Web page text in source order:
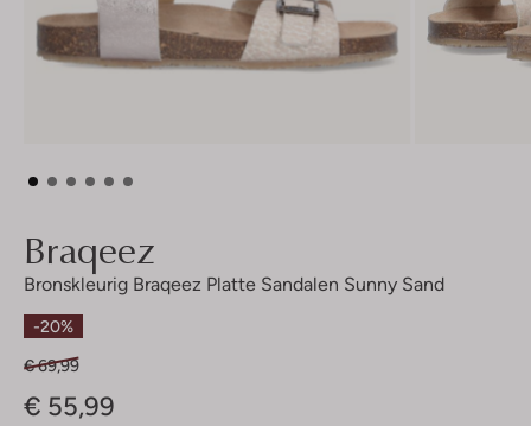
Braqeez
Bronskleurig Braqeez Platte Sandalen Sunny Sand
-20%
€ 69,99
€ 55,99